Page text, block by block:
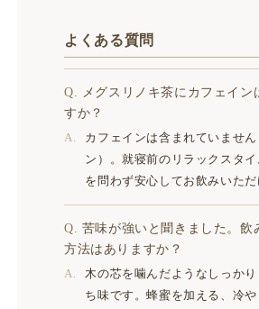
よくある質問
メグスリノキ茶にカフェイン
すか？
カフェインは含まれていませ
ン）。就寝前のリラックスタ
を問わず安心してお飲みいただ
苦味が強いと聞きました。飲
方法はありますか？
木の芯を噛んだようなしっか
ち味です。蜂蜜を加える、冷